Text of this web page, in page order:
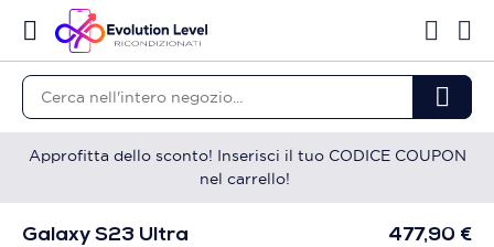
Approfitta dello sconto! Inserisci il tuo CODICE COUPON
nel carrello!
Galaxy S23 Ultra 477,90 €